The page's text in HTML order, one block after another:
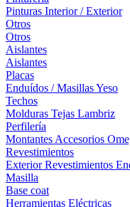
Pinturas Interior / Exterior
Otros
Otros
Aislantes
Aislantes
Placas
Enduídos / MasillasYeso
Techos
Molduras Tejas Lambriz
Perfilería
Montantes Accesorios
Revestimientos
ExteriorRevestimientos
Masilla
Base coat
Herramientas Eléctricas